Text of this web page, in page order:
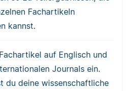
Fachartikeln
kannst.
auf Englisch und
Journals ein.
du deine wissenschaftliche